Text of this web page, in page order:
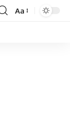
Font
Aa